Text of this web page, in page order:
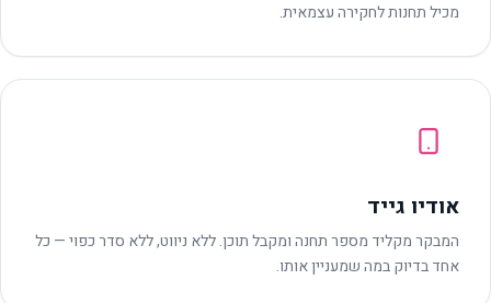
מכיל תחנות לחקירה עצמאית.
אודיו גייד
המבקר מקליד מספר תחנה ומקבל תוכן. ללא ניווט, ללא סדר כפוי — כל
אחד בדיוק במה שמעניין אותו.